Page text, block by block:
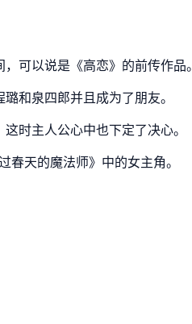
可以说是《高恋》的前传作品。
和泉四郎并且成为了朋友。
时主人公心中也下定了决心。
天的魔法师》中的女主角。